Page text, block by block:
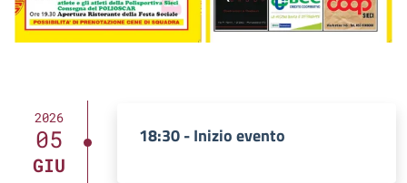
2026
05
GIU
18:30 - Inizio evento